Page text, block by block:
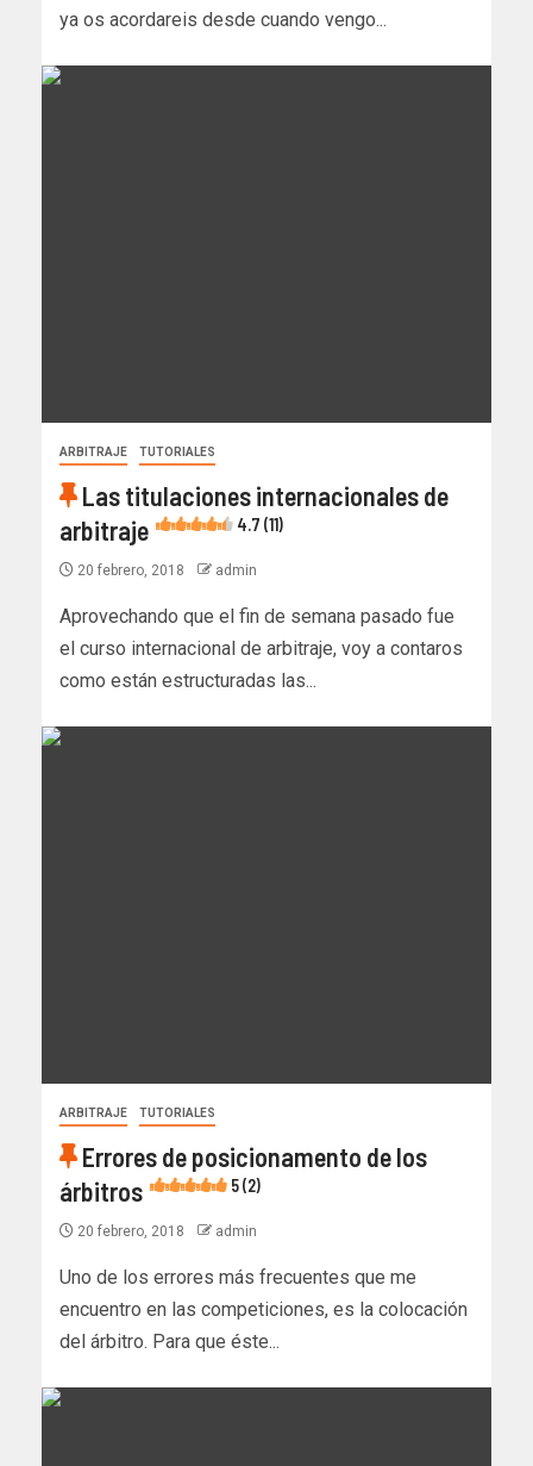
ya os acordareis desde cuando vengo...
ARBITRAJE TUTORIALES
Las titulaciones internacionales de
arbitraje
4.7 (11)
20 febrero, 2018 admin
Aprovechando que el fin de semana pasado fue
el curso internacional de arbitraje, voy a contaros
como están estructuradas las...
ARBITRAJE TUTORIALES
Errores de posicionamento de los
árbitros
5 (2)
20 febrero, 2018 admin
Uno de los errores más frecuentes que me
encuentro en las competiciones, es la colocación
del árbitro. Para que éste...